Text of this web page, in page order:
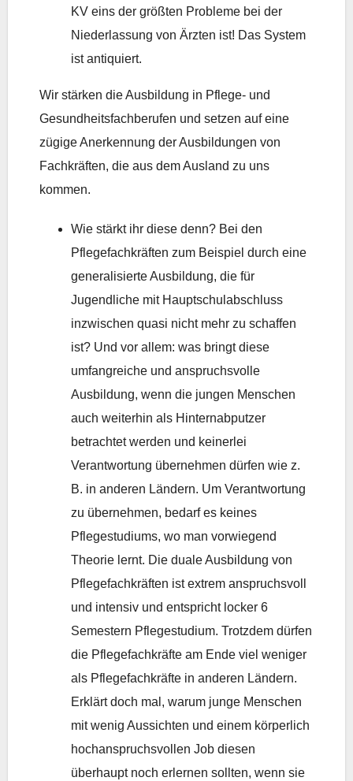
KV eins der größten Probleme bei der
Niederlassung von Ärzten ist! Das System
ist antiquiert.
Wir stärken die Ausbildung in Pflege- und
Gesundheitsfachberufen und setzen auf eine
zügige Anerkennung der Ausbildungen von
Fachkräften, die aus dem Ausland zu uns
kommen.
Wie stärkt ihr diese denn? Bei den
Pflegefachkräften zum Beispiel durch eine
generalisierte Ausbildung, die für
Jugendliche mit Hauptschulabschluss
inzwischen quasi nicht mehr zu schaffen
ist? Und vor allem: was bringt diese
umfangreiche und anspruchsvolle
Ausbildung, wenn die jungen Menschen
auch weiterhin als Hinternabputzer
betrachtet werden und keinerlei
Verantwortung übernehmen dürfen wie z.
B. in anderen Ländern. Um Verantwortung
zu übernehmen, bedarf es keines
Pflegestudiums, wo man vorwiegend
Theorie lernt. Die duale Ausbildung von
Pflegefachkräften ist extrem anspruchsvoll
und intensiv und entspricht locker 6
Semestern Pflegestudium. Trotzdem dürfen
die Pflegefachkräfte am Ende viel weniger
als Pflegefachkräfte in anderen Ländern.
Erklärt doch mal, warum junge Menschen
mit wenig Aussichten und einem körperlich
hochanspruchsvollen Job diesen
überhaupt noch erlernen sollten, wenn sie